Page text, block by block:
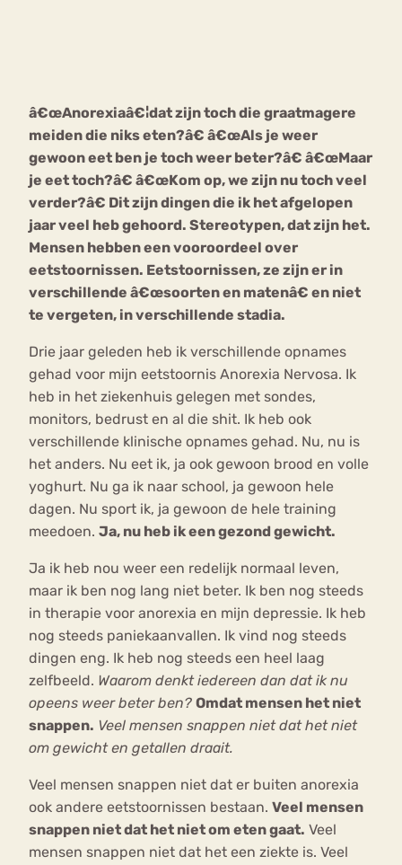
â€œAnorexiaâ€¦dat zijn toch die graatmagere
meiden die niks eten?â€ â€œAls je weer
gewoon eet ben je toch weer beter?â€ â€œMaar
je eet toch?â€ â€œKom op, we zijn nu toch veel
verder?â€ Dit zijn dingen die ik het afgelopen
jaar veel heb gehoord. Stereotypen, dat zijn het.
Mensen hebben een vooroordeel over
eetstoornissen. Eetstoornissen, ze zijn er in
verschillende â€œsoorten en matenâ€ en niet
te vergeten, in verschillende stadia.
Drie jaar geleden heb ik verschillende opnames
gehad voor mijn eetstoornis Anorexia Nervosa. Ik
heb in het ziekenhuis gelegen met sondes,
monitors, bedrust en al die shit. Ik heb ook
verschillende klinische opnames gehad. Nu, nu is
het anders. Nu eet ik, ja ook gewoon brood en volle
yoghurt. Nu ga ik naar school, ja gewoon hele
dagen. Nu sport ik, ja gewoon de hele training
meedoen. Ja, nu heb ik een gezond gewicht.
Ja ik heb nou weer een redelijk normaal leven,
maar ik ben nog lang niet beter. Ik ben nog steeds
in therapie voor anorexia en mijn depressie. Ik heb
nog steeds paniekaanvallen. Ik vind nog steeds
dingen eng. Ik heb nog steeds een heel laag
zelfbeeld. Waarom denkt iedereen dan dat ik nu
opeens weer beter ben? Omdat mensen het niet
snappen. Veel mensen snappen niet dat het niet
om gewicht en getallen draait.
Veel mensen snappen niet dat er buiten anorexia
ook andere eetstoornissen bestaan. Veel mensen
snappen niet dat het niet om eten gaat. Veel
mensen snappen niet dat het een ziekte is. Veel
Forum
osa
Eetbuien Piekeren Sport
Trauma
Orthorexia
Afvallen Angst